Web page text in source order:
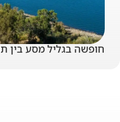
חופשה בגליל מסע בין